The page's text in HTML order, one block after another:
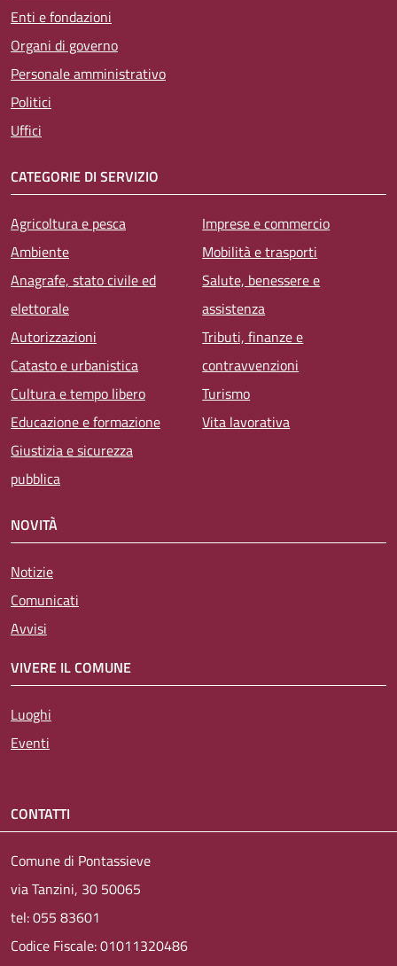
Enti e fondazioni
Organi di governo
Personale amministrativo
Politici
Uffici
CATEGORIE DI SERVIZIO
Agricoltura e pesca
Ambiente
Anagrafe, stato civile ed
elettorale
Autorizzazioni
Catasto e urbanistica
Cultura e tempo libero
Educazione e formazione
Giustizia e sicurezza
pubblica
Imprese e commercio
Mobilità e trasporti
Salute, benessere e
assistenza
Tributi, finanze e
contravvenzioni
Turismo
Vita lavorativa
NOVITÀ
Notizie
Comunicati
Avvisi
VIVERE IL COMUNE
Luoghi
Eventi
CONTATTI
Comune di Pontassieve
via Tanzini, 30 50065
tel: 055 83601
Codice Fiscale: 01011320486